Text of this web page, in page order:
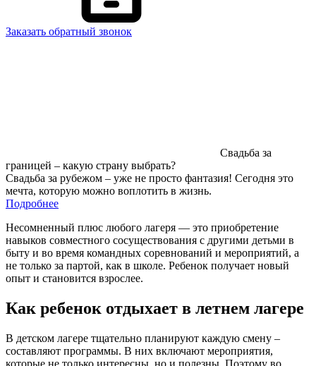
Заказать обратный звонок
Свадьба за
границей – какую страну выбрать?
Свадьба за рубежом – уже не просто фантазия! Сегодня это
мечта, которую можно воплотить в жизнь.
Подробнее
Несомненный плюс любого лагеря — это приобретение
навыков совместного сосуществования с другими детьми в
быту и во время командных соревнований и мероприятий, а
не только за партой, как в школе. Ребенок получает новый
опыт и становится взрослее.
Как ребенок отдыхает в летнем лагере
В детском лагере тщательно планируют каждую смену –
составляют программы. В них включают мероприятия,
которые не только интересны, но и полезны. Поэтому во